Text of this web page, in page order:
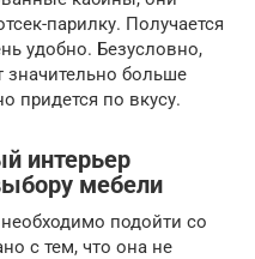
парилку. Получается
удобно. Безусловно,
значительно больше
придется по вкусу.
интерьер
мебели
подойти со
с тем, что она не